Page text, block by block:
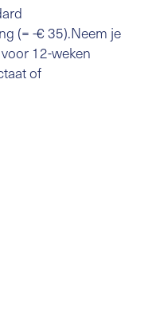
(= -€ 35).Neem je
12-weken
of